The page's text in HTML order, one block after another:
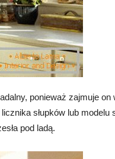
ponieważ zajmuje
słupków lub modelu
pod ladą.